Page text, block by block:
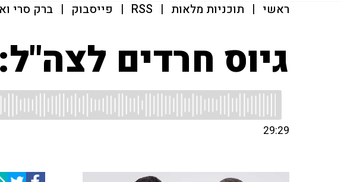
ראשי | תוכניות מלאות |
RSS
| פייסבוק | ברק סרי
גיוס חרדים
29:29